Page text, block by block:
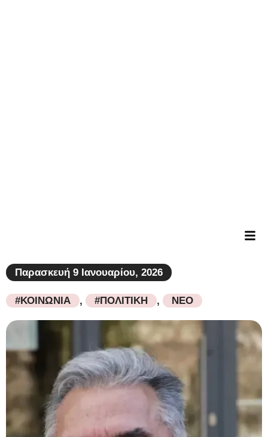
Παρασκευή 9 Ιανουαρίου, 2026
#ΚΟΙΝΩΝΙΑ , #ΠΟΛΙΤΙΚΗ , ΝΕΟ